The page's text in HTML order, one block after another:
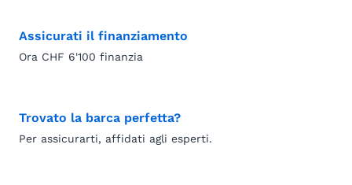
Assicurati il finanziamento
Ora CHF 6'100 finanzia
Trovato la barca perfetta?
Per assicurarti, affidati agli esperti.